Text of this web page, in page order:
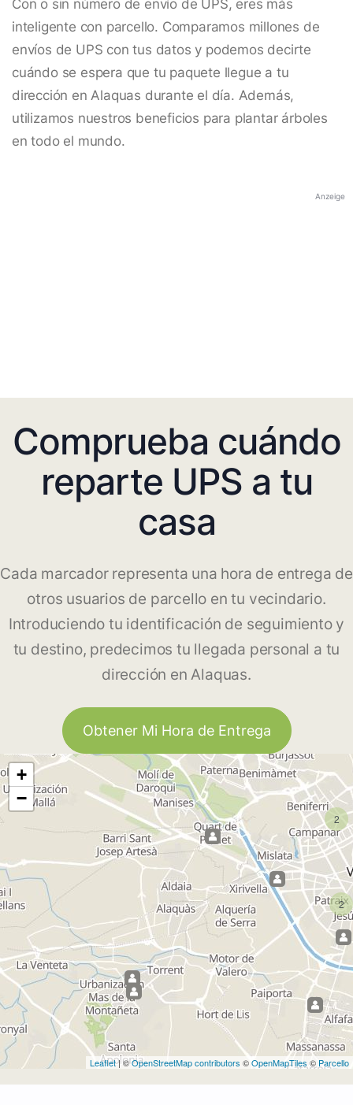
Con o sin número de envío de UPS, eres más
inteligente con parcello. Comparamos millones de
envíos de UPS con tus datos y podemos decirte
cuándo se espera que tu paquete llegue a tu
dirección en Alaquas durante el día. Además,
utilizamos nuestros beneficios para plantar árboles
en todo el mundo.
Anzeige
Comprueba cuándo
reparte UPS a tu
casa
Cada marcador representa una hora de entrega de
otros usuarios de parcello en tu vecindario.
Introduciendo tu identificación de seguimiento y
tu destino, predecimos tu llegada personal a tu
dirección en Alaquas.
Obtener Mi Hora de Entrega
2
2
+
−
Leaflet| ©OpenStreetMap contributors ©OpenMapTiles © Parcello